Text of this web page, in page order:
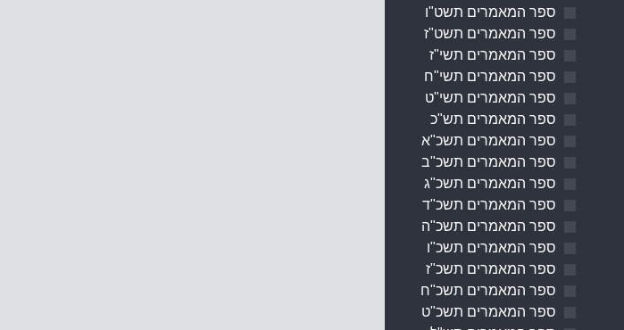
ספר המאמרים תשט"ו
ספר המאמרים תשט"ז
ספר המאמרים תשי"ז
ספר המאמרים תשי"ח
ספר המאמרים תשי"ט
ספר המאמרים תש"כ
ספר המאמרים תשכ"א
ספר המאמרים תשכ"ב
ספר המאמרים תשכ"ג
ספר המאמרים תשכ"ד
ספר המאמרים תשכ"ה
ספר המאמרים תשכ"ו
ספר המאמרים תשכ"ז
ספר המאמרים תשכ"ח
ספר המאמרים תשכ"ט